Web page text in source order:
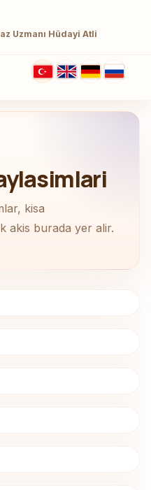
Uzmanı Hüdayi Atli
kisa
akis burada yer alir.